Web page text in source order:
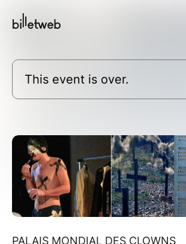
This event is over.
PALAIS MONDIAL DES CLOWNS